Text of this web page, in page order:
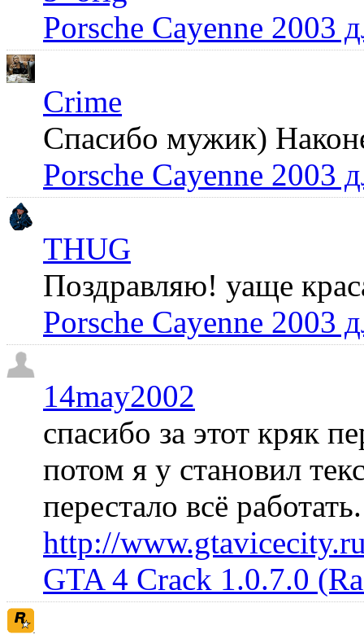
Porsche Cayenne 2003
Crime
Спасибо мужик)
Porsche Cayenne 2003
THUG
Поздравляю! уаще
Porsche Cayenne 2003
14may2002
спасибо за этот кряк
потом я у становил
перестало всё
http://
GTA 4 Crack 1.0.7.0